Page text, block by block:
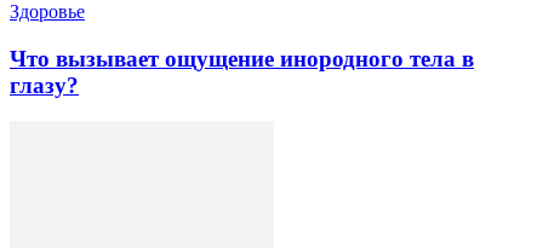
Здоровье
Что вызывает ощущение инородного тела в
глазу?